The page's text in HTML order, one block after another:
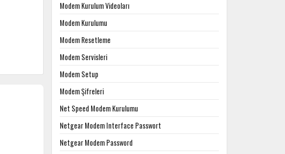
Modem Kurulum Videoları
Modem Kurulumu
Modem Resetleme
Modem Servisleri
Modem Setup
Modem Şifreleri
Net Speed Modem Kurulumu
Netgear Modem Interface Passwort
Netgear Modem Password